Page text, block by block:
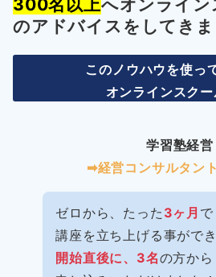
300名以上へオンライン
のアドバイスをしてきま
このノウハウを使っ
オンラインスクー
学習塾経営
➡︎経営コンサルタン
ゼロから、たった 3ヶ月 で
講座を立ち上げる事ができ
開始直後に、3名の方から